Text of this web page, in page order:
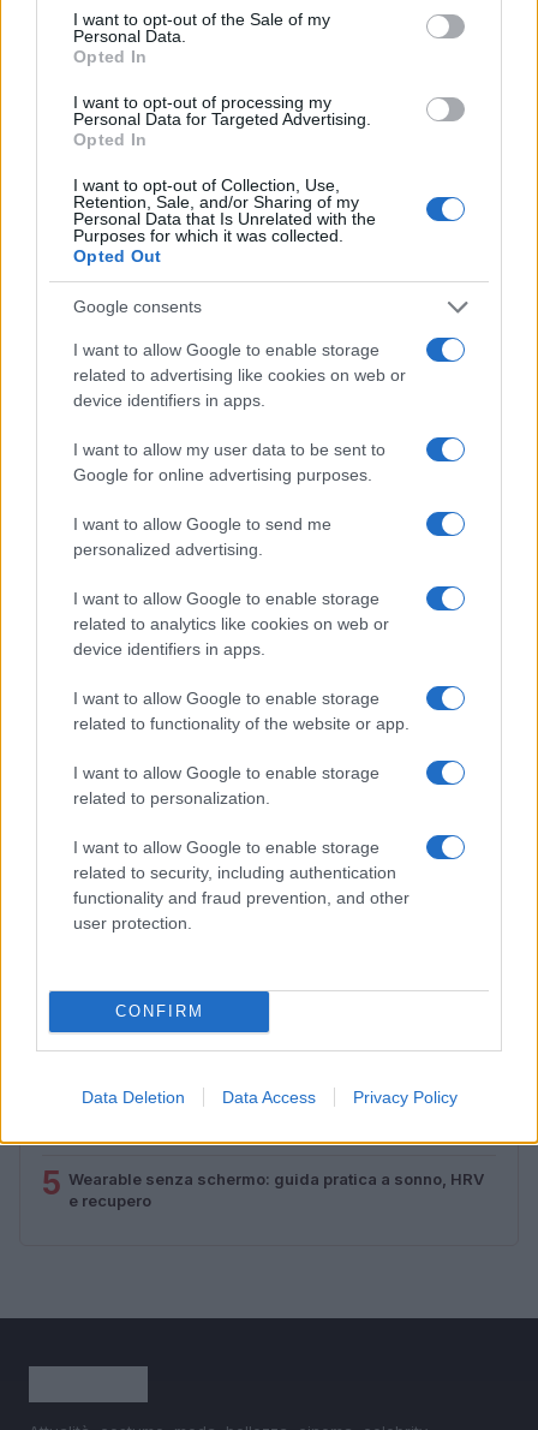
consent section.
I want to opt-out of the Sale of my
Personal Data.
Opted In
I want to opt-out of processing my
Personal Data for Targeted Advertising.
Opted In
I want to opt-out of Collection, Use,
Retention, Sale, and/or Sharing of my
Personal Data that Is Unrelated with the
Purposes for which it was collected.
Opted Out
Google consents
I want to allow Google to enable storage
related to advertising like cookies on web or
device identifiers in apps.
I want to allow my user data to be sent to
Google for online advertising purposes.
I want to allow Google to send me
personalized advertising.
I want to allow Google to enable storage
related to analytics like cookies on web or
device identifiers in apps.
I want to allow Google to enable storage
related to functionality of the website or app.
I want to allow Google to enable storage
related to personalization.
I want to allow Google to enable storage
related to security, including authentication
functionality and fraud prevention, and other
user protection.
CONFIRM
Data Deletion Data Access Privacy Policy
Wearable senza schermo: guida pratica a sonno, HRV
e recupero
Cristian Castiglioni · 1 Ago 2026
Circuito total body al parco in 30 minuti a corpo libero
Cristian Castiglioni · 1 Ago 2026
PIÙ LETTI
2 Circuito total body al parco in 30 minuti a corpo libero
3 Fitness tracker senza schermo: guida ai dispositivi
5 Wearable senza schermo: guida pratica a sonno, HRV
e recupero